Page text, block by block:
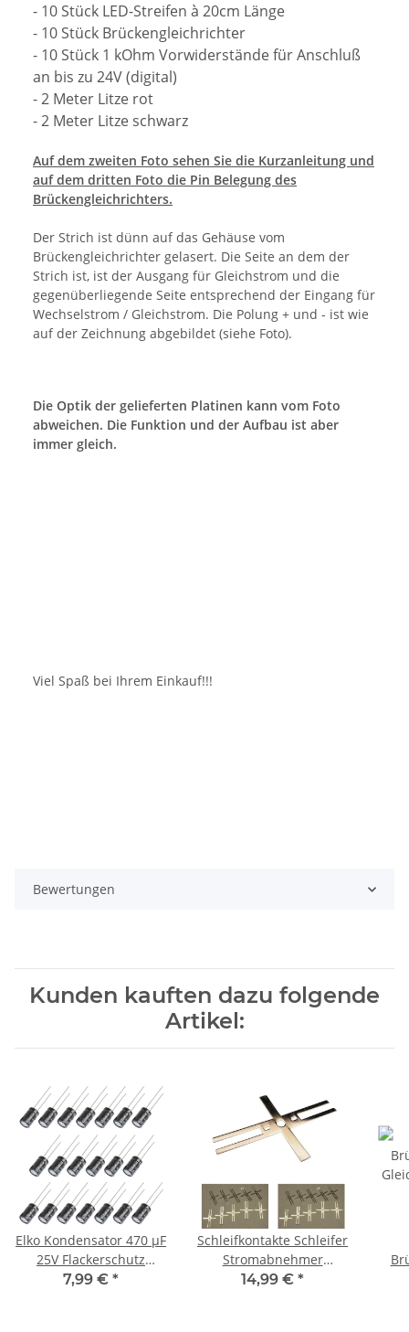
- 10 Stück LED-Streifen à 20cm Länge
- 10 Stück Brückengleichrichter
- 10 Stück 1 kOhm Vorwiderstände für Anschluß
an bis zu 24V (digital)
- 2 Meter Litze rot
- 2 Meter Litze schwarz
Auf dem zweiten Foto sehen Sie die Kurzanleitung und
auf dem dritten Foto die Pin Belegung des
Brückengleichrichters.
Der Strich ist dünn auf das Gehäuse vom
Brückengleichrichter gelasert. Die Seite an dem der
Strich ist, ist der Ausgang für Gleichstrom und die
gegenüberliegende Seite entsprechend der Eingang für
Wechselstrom / Gleichstrom. Die Polung + und - ist wie
auf der Zeichnung abgebildet (siehe Foto).
Die Optik der gelieferten Platinen kann vom Foto
abweichen. Die Funktion und der Aufbau ist aber
immer gleich.
Viel Spaß bei Ihrem Einkauf!!!
Bewertungen
Kunden kauften dazu folgende
Artikel:
Elko Kondensator 470 µF
25V Flackerschutz
Stützkondensator 20
7,99 € *
Schleifkontakte Schleifer
Stromabnehmer
Achsschleifer Waggon
14,99 € *